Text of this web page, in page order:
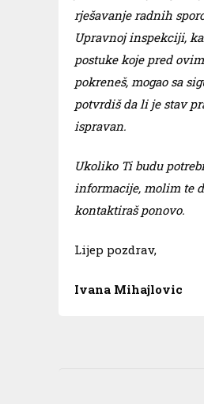
rješavanje radnih
Upravnoj inspekciji,
postuke koje pred
pokreneš, mogao sa
potvrdiš da li je stav
ispravan.
Ukoliko Ti budu
informacije, molim te
kontaktiraš ponovo.
Lijep pozdrav,
Ivana Mihajlovic